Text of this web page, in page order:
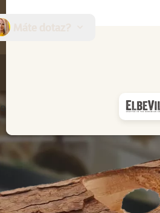
Domky, pelíšky a prolézačky Prolézačky